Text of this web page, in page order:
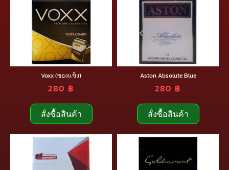
Voxx (ซองแข็ง)
280 ฿
สั่งซื้อสินค้า
Aston Absolute Blue
280 ฿
สั่งซื้อสินค้า